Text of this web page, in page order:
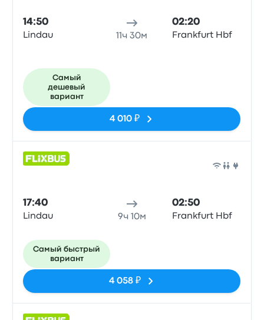
14:50
Lindau 11ч 30м
02:20
Frankfurt Hbf
Самый
дешевый
вариант
4 010 ₽
17:40
Lindau 9ч 10м
02:50
Frankfurt Hbf
Самый быстрый
вариант
4 058 ₽